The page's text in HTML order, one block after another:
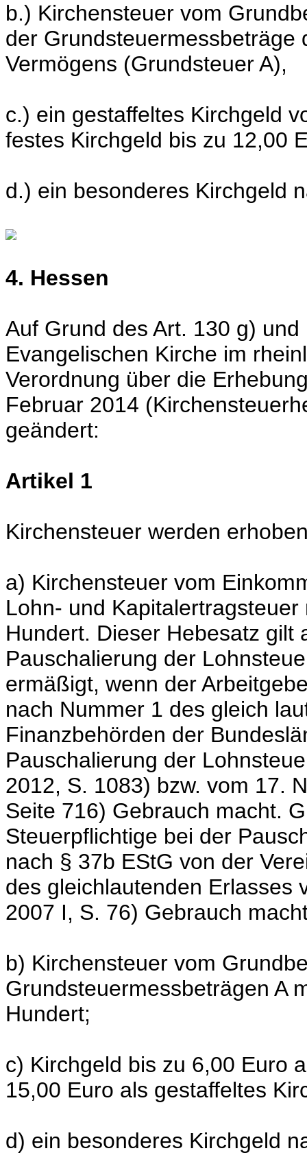
b.) Kirchensteuer vom
der Grundsteuermessbeträge
Vermögens (Grundsteuer A),
c.) ein gestaffeltes Kirchgeld
festes Kirchgeld bis zu 12,00
d.) ein besonderes Kirchgeld
4. Hessen
Auf Grund des Art. 130 g)
Evangelischen Kirche im
Verordnung über die
Februar 2014
geändert:
Artikel 1
Kirchensteuer werden
a) Kirchensteuer vom
Lohn- und
Hundert. Dieser Hebesatz gilt
Pauschalierung der
ermäßigt, wenn der
nach Nummer 1 des gleich
Finanzbehörden der
Pauschalierung der
2012, S. 1083) bzw. vom 17.
Seite 716) Gebrauch macht.
Steuerpflichtige bei der
nach § 37b EStG von der
des gleichlautenden Erlasses
2007 I, S. 76) Gebrauch
b) Kirchensteuer vom
Grundsteuermessbeträgen A
Hundert;
c) Kirchgeld bis zu 6,00 Euro
15,00 Euro als gestaffeltes
d) ein besonderes Kirchgeld